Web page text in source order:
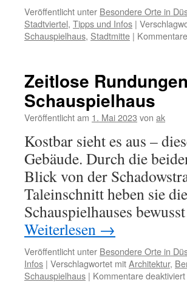
Veröffentlicht unter Besondere Orte in
Stadtviertel, Tipps und Infos |
Schauspielhaus, Stadtmitte |
Zeitlose
Schauspielhaus
Veröffentlicht am 1. Mai 2023 von ak
Kostbar sieht es aus –
Gebäude. Durch die
Blick von der
Taleinschnitt heben sie
Schauspielhauses
Weiterlesen →
Veröffentlicht unter Besondere Orte in
Infos | Verschlagwortet mitArchitektur,
Schauspielhaus | Kommentare deaktiviert